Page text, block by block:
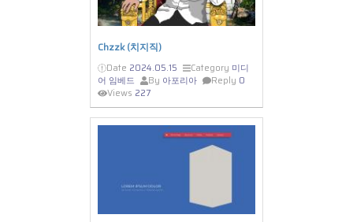
Chzzk (치지직)
Date 2024.05.15 Category 미디
어 임베드
By 아포리아 Reply 0
Views 227